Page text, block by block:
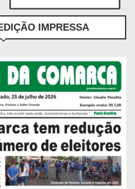
IMPRESSA